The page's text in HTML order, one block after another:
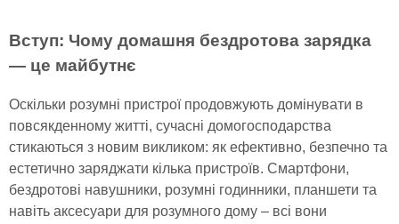
Вступ: Чому домашня бездротова зарядка
— це майбутнє
Оскільки розумні пристрої продовжують домінувати в
повсякденному житті, сучасні домогосподарства
стикаються з новим викликом: як ефективно, безпечно та
естетично заряджати кілька пристроїв. Смартфони,
бездротові навушники, розумні годинники, планшети та
навіть аксесуари для розумного дому – всі вони